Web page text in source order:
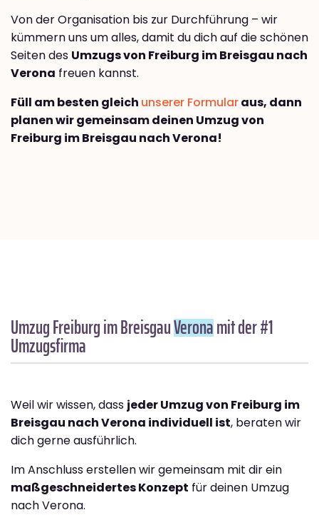
Von der Organisation bis zur Durchführung – wir
kümmern uns um alles, damit du dich auf die schönen
Seiten des Umzugs von Freiburg im Breisgau nach
Verona freuen kannst.
Füll am besten gleich unserer Formularaus, dann
planen wir gemeinsam deinen Umzug von
Freiburg im Breisgau nach Verona!
Umzug Freiburg im BreisgauVeronamit der #1
Umzugsfirma
Weil wir wissen, dass jeder Umzug von Freiburg im
Breisgau nach Verona individuell ist, beraten wir
dich gerne ausführlich.
Im Anschluss erstellen wir gemeinsam mit dir ein
maßgeschneidertes Konzept für deinen Umzug
nach Verona.